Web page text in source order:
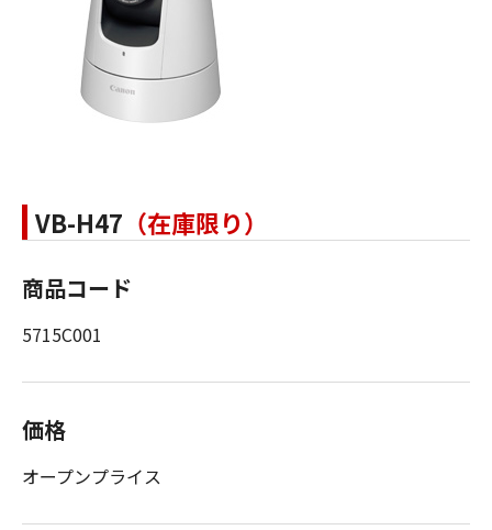
VB-H47 （在庫限り）
商品コード
5715C001
価格
オープンプライス